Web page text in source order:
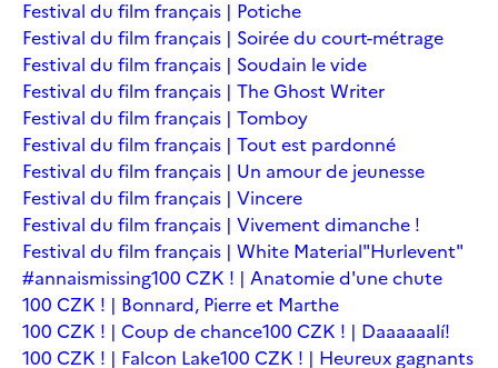
Festival du film français | Potiche
Festival du film français | Soirée du court-métrage
Festival du film français | Soudain le vide
Festival du film français | The Ghost Writer
Festival du film français | Tomboy
Festival du film français | Tout est pardonné
Festival du film français | Un amour de jeunesse
Festival du film français | Vincere
Festival du film français | Vivement dimanche !
Festival du film français | White Material"Hurlevent"
#annaismissing100 CZK ! | Anatomie d'une chute
100 CZK ! | Bonnard, Pierre et Marthe
100 CZK ! | Coup de chance100 CZK ! | Daaaaaalí!
100 CZK ! | Falcon Lake100 CZK ! | Heureux gagnants